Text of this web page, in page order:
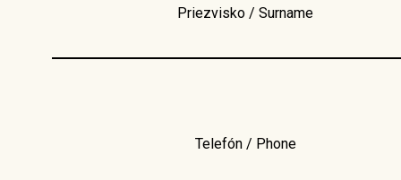
Priezvisko / Surname
Telefón / Phone